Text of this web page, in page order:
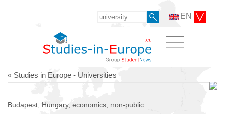
EN
« Studies in Europe - Universities
Budapest, Hungary, economics, non-public